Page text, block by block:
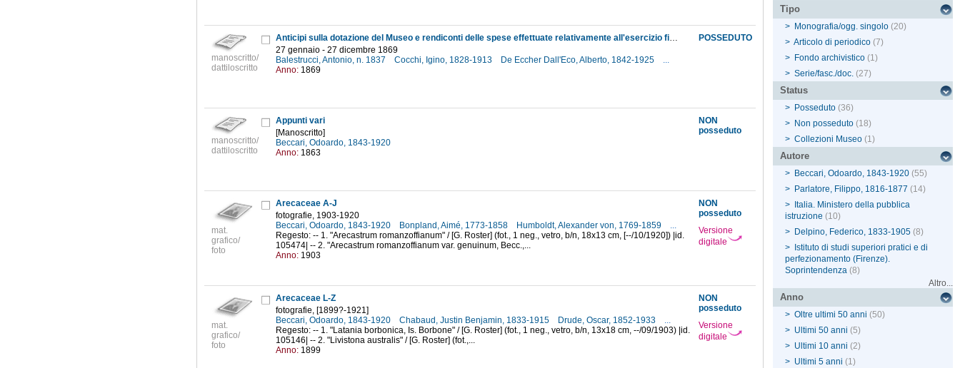
manoscritto/
dattiloscritto
POSSEDUTO
Anticipi sulla dotazione del Museo e rendiconti delle spese effettuate relativamente all'esercizio finanziario del 1869; quantificazione del deficit di bilancio, dovuto ad una riduzione della dotazione del Museo, da ripartire fra i diversi settori del medesimo
27 gennaio - 27 dicembre 1869
Balestrucci, Antonio, n. 1837
Cocchi, Igino, 1828-1913 De Eccher Dall'Eco, Alberto, 1842-1925
...
Anno: 1869
manoscritto/
dattiloscritto
NON
posseduto
Appunti vari
[Manoscritto]
Beccari, Odoardo, 1843-1920
Anno: 1863
mat.
grafico/
foto
NON
posseduto
Versione
digitale
Arecaceae A-J
fotografie, 1903-1920
Beccari, Odoardo, 1843-1920
Bonpland, Aimé, 1773-1858 Humboldt, Alexander von, 1769-1859
...
Regesto: -- 1. "Arecastrum romanzoffianum" / [G. Roster] (fot., 1 neg., vetro, b/n, 18x13 cm, [--/10/1920]) |id.
105474| -- 2. "Arecastrum romanzoffianum var. genuinum, Becc.,...
Anno: 1903
mat.
grafico/
foto
NON
posseduto
Versione
digitale
Arecaceae L-Z
fotografie, [1899?-1921]
Beccari, Odoardo, 1843-1920
Chabaud, Justin Benjamin, 1833-1915 Drude, Oscar, 1852-1933
...
Regesto: -- 1. "Latania borbonica, Is. Borbone" / [G. Roster] (fot., 1 neg., vetro, b/n, 13x18 cm, --/09/1903) |id.
105146| -- 2. "Livistona australis" / [G. Roster] (fot.,...
Anno: 1899
Tipo
> Monografia/ogg. singolo (20)
> Articolo di periodico (7)
> Fondo archivistico(1)
> Serie/fasc./doc. (27)
Status
> Posseduto (36)
> Non posseduto (18)
> Collezioni Museo (1)
Autore
> Beccari, Odoardo, 1843-1920 (55)
> Parlatore, Filippo, 1816-1877 (14)
>
Italia. Ministero della pubblica
istruzione (10)
> Delpino, Federico, 1833-1905 (8)
>
Istituto di studi superiori pratici e di
perfezionamento (Firenze).
Soprintendenza (8)
Altro...
Anno
> Oltre ultimi 50 anni (50)
> Ultimi 50 anni (5)
> Ultimi 10 anni (2)
> Ultimi 5 anni (1)